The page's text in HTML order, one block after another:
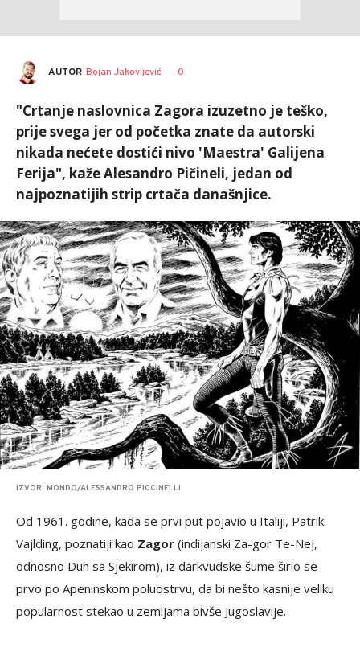
AUTOR Bojan Jakovljević 0
"Crtanje naslovnica Zagora izuzetno je teško,
prije svega jer od početka znate da autorski
nikada nećete dostići nivo 'Maestra' Galijena
Ferija", kaže Alesandro Pičineli, jedan od
najpoznatijih strip crtača današnjice.
IZVOR: MONDO/ALESSANDRO PICCINELLI
Od 1961. godine, kada se prvi put pojavio u Italiji, Patrik
Vajlding, poznatiji kao Zagor (indijanski Za-gor Te-Nej,
odnosno Duh sa Sjekirom), iz darkvudske šume širio se
prvo po Apeninskom poluostrvu, da bi nešto kasnije veliku
popularnost stekao u zemljama bivše Jugoslavije.